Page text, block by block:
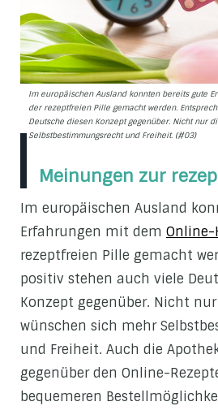
Im europäischen Ausland konnten bereits gute
der rezeptfreien Pille gemacht werden.
Deutsche diesen Konzept gegenüber. Nicht nur
Selbstbestimmungsrecht und Freiheit. (#03)
Meinungen zur
Im europäischen Ausland
Erfahrungen mit dem Online-
rezeptfreien Pille gemacht
positiv stehen auch viele
Konzept gegenüber. Nicht
wünschen sich mehr
und Freiheit. Auch die
gegenüber den Online-
bequemeren